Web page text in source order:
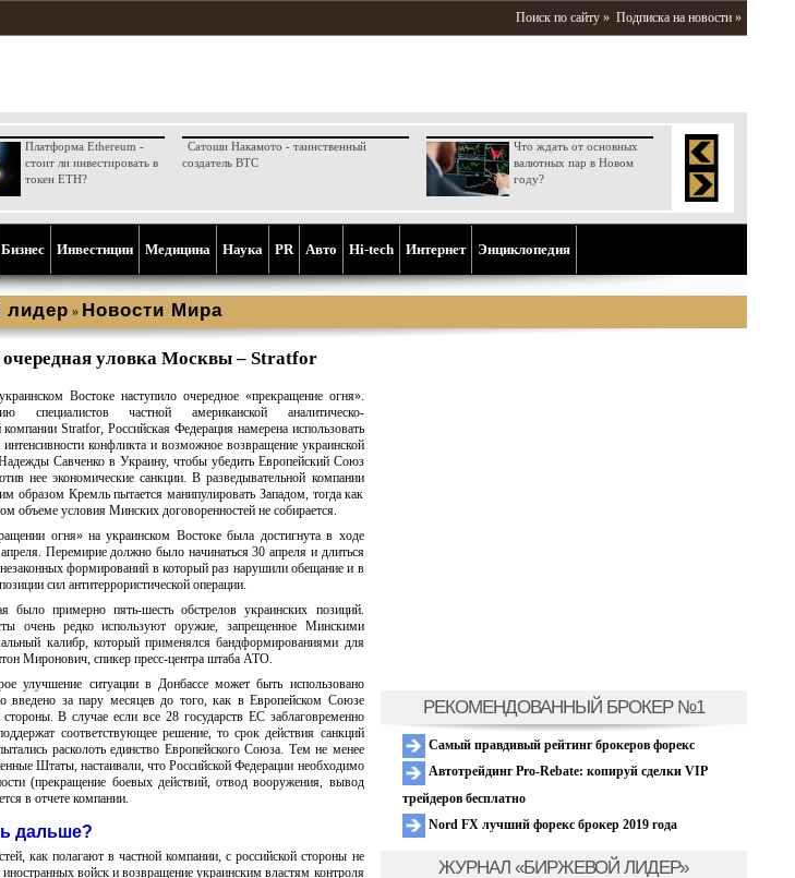
Поиск по сайту » Подписка на новости »
Платформа Ethereum -
стоит ли инвестировать в
токен ETH?
Сатоши Накамото - таинственный
создатель BTC
Что ждать от основных
валютных пар в Новом
году?
Бизнес Инвестиции Медицина Наука PR Aвто Hi-tech Интернет Энциклопедия
лидер » Новости Мира
уловка Москвы – Stratfor
Востоке наступило очередное «прекращение огня».
специалистов частной американской аналитическо-
компании Stratfor, Российская Федерация намерена использовать
конфликта и возможное возвращение украинской
Савченко в Украину, чтобы убедить Европейский Союз
нее экономические санкции. В разведывательной компании
образом Кремль пытается манипулировать Западом, тогда как
объеме условия Минских договоренностей не собирается.
огня» на украинском Востоке была достигнута в ходе
Перемирие должно было начинаться 30 апреля и длиться
формирований в который раз нарушили обещание и в
сил антитеррористической операции.
примерно пять-шесть обстрелов украинских позиций.
очень редко используют оружие, запрещенное Минскими
калибр, который применялся бандформированиями для
Миронович, спикер пресс-центра штаба АТО.
улучшение ситуации в Донбассе может быть использовано
за пару месяцев до того, как в Европейском Союзе
В случае если все 28 государств ЕС заблаговременно
соответствующее решение, то срок действия санкций
расколоть единство Европейского Союза. Тем не менее
Штаты, настаивали, что Российской Федерации необходимо
(прекращение боевых действий, отвод вооружения, вывод
в отчете компании.
дальше?
как полагают в частной компании, с российской стороны не
войск и возвращение украинским властям контроля
РЕКОМЕНДОВАННЫЙ БРОКЕР №1
Самый правдивый рейтинг брокеров форекс
Автотрейдинг Pro-Rebate: копируй сделки VIP
трейдеров бесплатно
Nord FX лучший форекс брокер 2019 года
ЖУРНАЛ «БИРЖЕВОЙ ЛИДЕР»